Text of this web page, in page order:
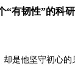
“有韧性”的科
是他坚守初心的